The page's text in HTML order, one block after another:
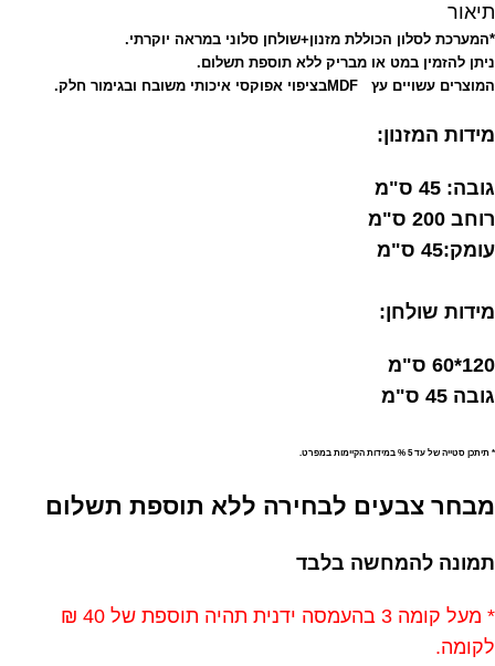
תיאור
*המערכת לסלון הכוללת מזנון+שולחן סלוני במראה יוקרתי.
ניתן להזמין במט או מבריק ללא תוספת תשלום.
המוצרים עשויים עץ
MDFבציפוי אפוקסי איכותי משובח ובגימור חלק.
מידות המזנון:
גובה: 45 ס"מ
רוחב 200 ס"מ
עומק:45 ס"מ
מידות שולחן:
120*60 ס"מ
גובה 45 ס"מ
* תיתכן סטייה של עד 5 % במידות הקיימות במפרט.
מבחר צבעים לבחירה ללא תוספת תשלום
תמונה להמחשה בלבד
* מעל קומה 3 בהעמסה ידנית תהיה תוספת של 40 ₪
לקומה.